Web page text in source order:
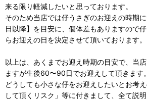
来る限り軽減したいと思っております。
そのため当店では仔うさぎのお迎えの時期
日以降】を目安に、個体差もありますので
らお迎えの日を決定させて頂いております。
以上は、あくまでお迎え時期の目安で、当
ますが生後60〜90日でお迎えして頂きます。
どうしても小さな仔をお迎えしたいとお考
して頂くリスク」等に付きまして、全て説